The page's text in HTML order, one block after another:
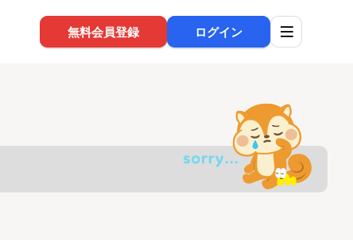
無料会員登録 ログイン